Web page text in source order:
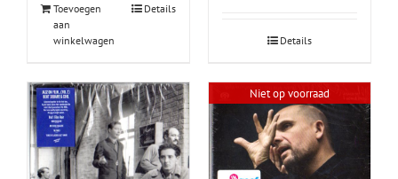
Toevoegen
aan
winkelwagen
Details
Details
Niet op voorraad